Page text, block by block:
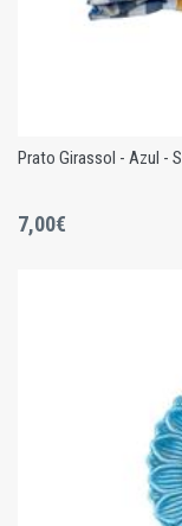
Prato Girassol - Azul - S
7,00€